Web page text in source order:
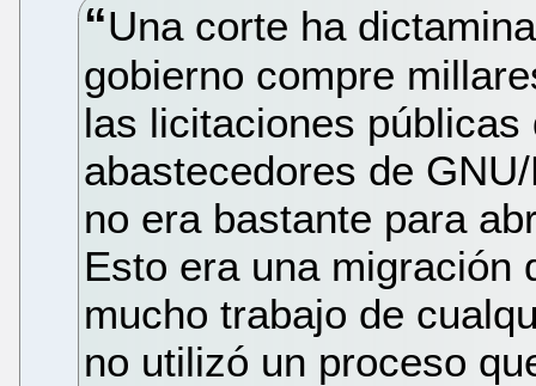
Una corte ha
gobierno compre
las licitaciones
abastecedores de
no era bastante para
Esto era una migración
mucho trabajo de
no utilizó un proceso